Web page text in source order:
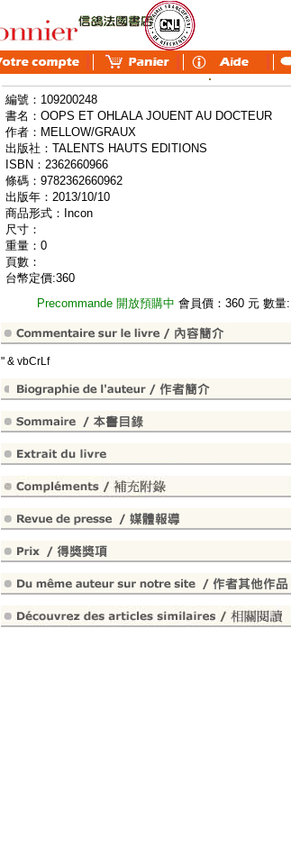
編號：109200248
書名：OOPS ET OHLALA JOUENT AU DOCTEUR
作者：MELLOW/GRAUX
出版社：TALENTS HAUTS EDITIONS
ISBN：2362660966
條碼：9782362660962
出版年：2013/10/10
商品形式：Incon
尺寸：
重量：0
頁數：
台幣定價:360
Precommande 開放預購中 會員價：360 元 數量:
" & vbCrLf